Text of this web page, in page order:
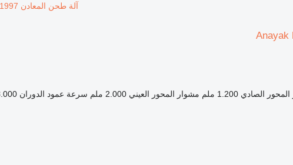
آلة طحن المعادن Anayak HVM 7000 – Bed Milling – 1997
Anayak
الصادي 1.200 ملم مشوار المحور العيني 2.000 ملم سرعة عمود الدوران 3.000 لفة في